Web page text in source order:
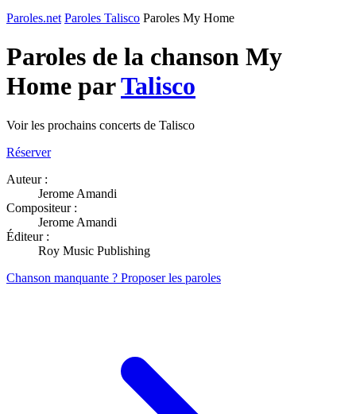
Paroles.net Paroles Talisco Paroles My Home
Paroles de la chanson My
Home parTalisco
Voir les prochains concerts de Talisco
Réserver
Auteur :
Jerome Amandi
Compositeur :
Jerome Amandi
Éditeur :
Roy Music Publishing
Chanson manquante ? Proposer les paroles